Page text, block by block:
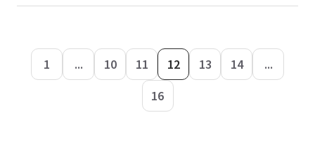
1 ... 10 11 12 13 14
...
16